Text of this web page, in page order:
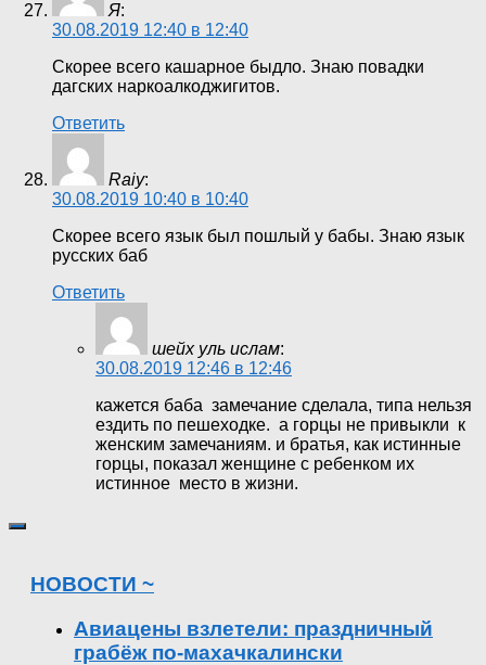
Я:
30.08.2019 12:40 в 12:40
Скорее всего кашарное быдло. Знаю повадки
дагских наркоалкоджигитов.
Ответить
Raiy:
30.08.2019 10:40 в 10:40
Скорее всего язык был пошлый у бабы. Знаю язык
русских баб
Ответить
шейх уль ислам:
30.08.2019 12:46 в 12:46
кажется баба замечание сделала, типа нельзя
ездить по пешеходке. а горцы не привыкли к
женским замечаниям. и братья, как истинные
горцы, показал женщине с ребенком их
истинное место в жизни.
НОВОСТИ ~
Авиацены взлетели: праздничный
грабёж по-махачкалински